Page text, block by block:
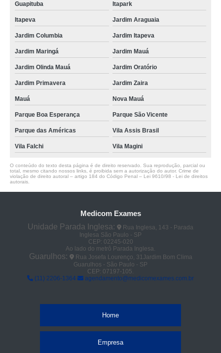
Guapituba Itapark
Itapeva Jardim Araguaia
Jardim Columbia Jardim Itapeva
Jardim Maringá Jardim Mauá
Jardim Olinda Mauá Jardim Oratório
Jardim Primavera Jardim Zaira
Mauá Nova Mauá
Parque Boa Esperança Parque São Vicente
Parque das Américas Vila Assis Brasil
Vila Falchi Vila Magini
O conteúdo do texto desta página é de direito reservado. Sua reprodução, parcial ou
total, mesmo citando nossos links, é proibida sem a autorização do autor. Crime de
violação de direito autoral – artigo 184 do Código Penal – Lei 9610/98 - Lei de direitos
autorais
Medicom Exames
Unidade Parada Inglesa:
Rua Inglesa, 143 - Parada
Inglesa São Paulo - SP
CEP: 02245-020
Ao lado do metrô Parada Inglesa.
Guarulhos:
Rua Josefa Lourenço, 31Jardim Bom Clima
Guarulhos - São Paulo - SP
CEP: 07197-105.
(11) 2206-1364
agendamento@medicomexames.com.br
Home
Empresa